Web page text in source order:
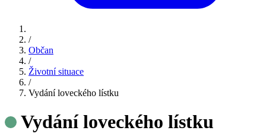
/
Občan
/
Životní situace
/
Vydání loveckého lístku
Vydání loveckého lístku